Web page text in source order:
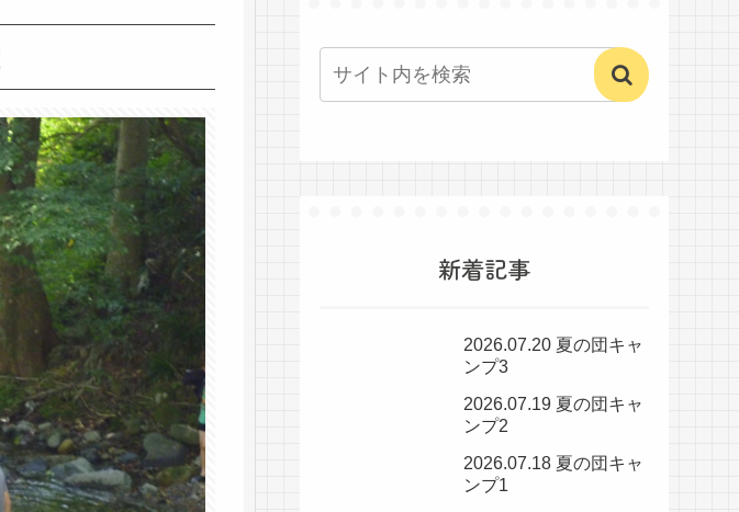
新着記事
2026.07.20 夏の団キャ
ンプ3
2026.07.19 夏の団キャ
ンプ2
2026.07.18 夏の団キャ
ンプ1